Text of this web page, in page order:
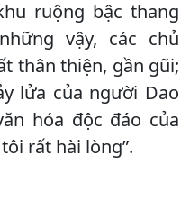
ruộng bậc thang
vậy, các chủ
thân thiện, gần gũi;
lửa của người Dao
hóa độc đáo của
rất hài lòng”.